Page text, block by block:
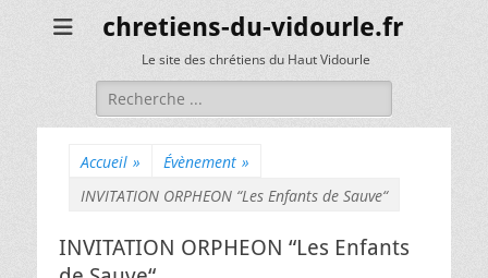
chretiens-du-vidourle.fr
Le site des chrétiens du Haut Vidourle
Rechercher :
Accueil » Évènement »
INVITATION ORPHEON “Les Enfants de Sauve“
INVITATION ORPHEON “Les Enfants